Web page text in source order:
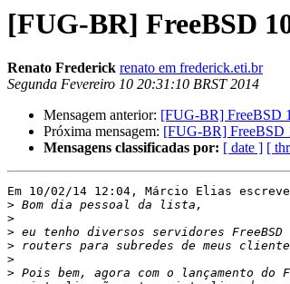
[FUG-BR] FreeBSD
Renato Frederick renato em frederick.eti.br
Segunda Fevereiro 10 20:31:10 BRST 2014
Mensagem anterior: [FUG-BR] FreeBSD
Próxima mensagem: [FUG-BR] FreeBSD
Mensagens classificadas por: [ date ] [
Em 10/02/14 12:04, Márcio Elias
>
>
>
>
>
>